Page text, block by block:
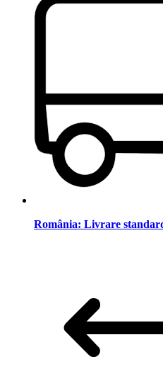
România: Livrare